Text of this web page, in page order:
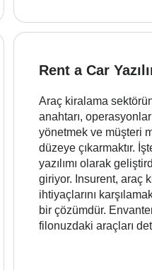
Rent a Car
Araç kiralama
anahtarı,
yönetmek ve müşteri
düzeye çıkarmaktır.
yazılımı olarak
giriyor. Insurent, araç
ihtiyaçlarını
bir çözümdür.
filonuzdaki araçları